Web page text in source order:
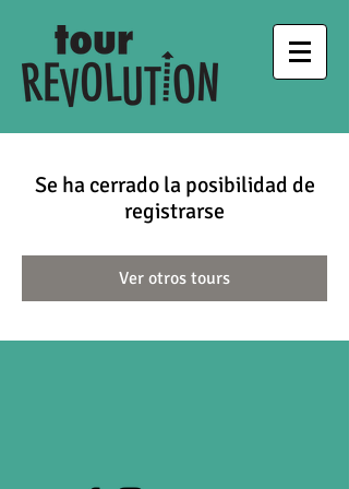
Se ha cerrado la posibilidad de
registrarse
Ver otros tours